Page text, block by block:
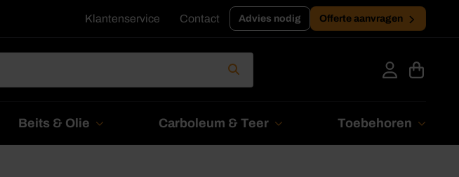
Klantenservice Contact Advies nodig Offerte aanvragen
Beits & Olie Carboleum & Teer Toebehoren